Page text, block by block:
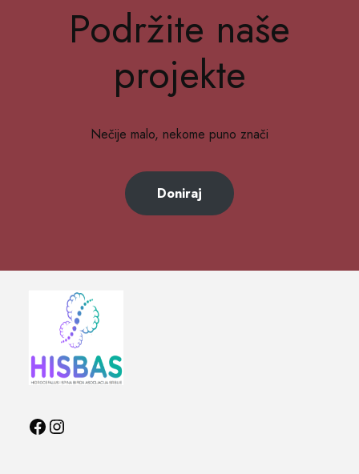
Podržite naše
projekte
Nečije malo, nekome puno znači
Doniraj